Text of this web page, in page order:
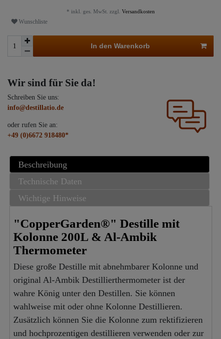
* inkl. ges. MwSt. zzgl. Versandkosten
Wunschliste
In den Warenkorb
Wir sind für Sie da!
Schreiben Sie uns:
info@destillatio.de
oder rufen Sie an:
+49 (0)6672 918480*
Beschreibung
Technische Daten
Wichtige Hinweise
"CopperGarden®" Destille mit
Kolonne 200L & Al-Ambik
Thermometer
Diese große Destille mit abnehmbarer Kolonne und
original Al-Ambik Destillierthermometer ist der
wahre König unter den Destillen. Sie können
wahlweise mit oder ohne Kolonne Destillieren.
Zusätzlich können Sie die Kolonne zum rektifizieren
und hochprozentigen destillieren verwenden oder zur